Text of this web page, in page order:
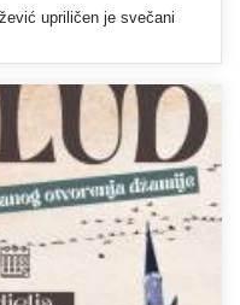
upriličen je svečani